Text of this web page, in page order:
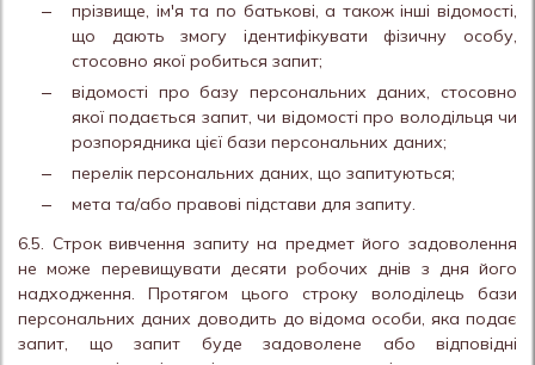
прізвище, ім'я та по батькові, а також інші відомості,
що дають змогу ідентифікувати фізичну особу,
стосовно якої робиться запит;
відомості про базу персональних даних, стосовно
якої подається запит, чи відомості про володільця чи
розпорядника цієї бази персональних даних;
перелік персональних даних, що запитуються;
мета та/або правові підстави для запиту.
6.5. Строк вивчення запиту на предмет його задоволення
не може перевищувати десяти робочих днів з дня його
надходження. Протягом цього строку володілець бази
персональних даних доводить до відома особи, яка подає
запит, що запит буде задоволене або відповідні